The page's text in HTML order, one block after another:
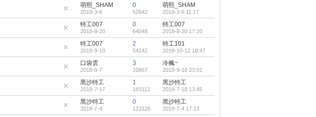
萌熙_SHAM
2019-3-6
0
52642
萌熙_SHAM
2019-3-6 11:17
特工007
2018-8-20
0
64048
特工007
2018-8-20 17:20
特工007
2018-9-10
2
54142
特工101
2018-10-12 18:47
口袋雲
2018-9-7
3
10867
冷楓~
2018-9-10 23:01
黑沙特工
2018-7-17
1
183112
黑沙特工
2018-7-18 13:45
黑沙特工
2018-7-4
0
123126
黑沙特工
2018-7-4 17:13